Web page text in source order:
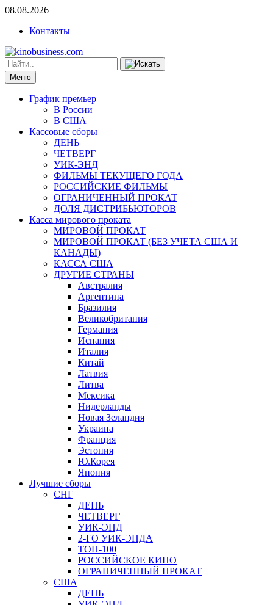
08.08.2026
Контакты
Меню
График премьер
В России
В США
Кассовые сборы
ДЕНЬ
ЧЕТВЕРГ
УИК-ЭНД
ФИЛЬМЫ ТЕКУЩЕГО ГОДА
РОССИЙСКИЕ ФИЛЬМЫ
ОГРАНИЧЕННЫЙ ПРОКАТ
ДОЛЯ ДИСТРИБЬЮТОРОВ
Касса мирового проката
МИРОВОЙ ПРОКАТ
МИРОВОЙ ПРОКАТ (БЕЗ УЧЕТА США И
КАНАДЫ)
КАССА США
ДРУГИЕ СТРАНЫ
Австралия
Аргентина
Бразилия
Великобритания
Германия
Испания
Италия
Китай
Латвия
Литва
Мексика
Нидерланды
Новая Зеландия
Украина
Франция
Эстония
Ю.Корея
Япония
Лучшие сборы
СНГ
ДЕНЬ
ЧЕТВЕРГ
УИК-ЭНД
2-ГО УИК-ЭНДА
ТОП-100
РОССИЙСКОЕ КИНО
ОГРАНИЧЕННЫЙ ПРОКАТ
США
ДЕНЬ